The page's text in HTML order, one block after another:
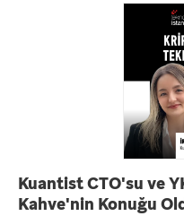
Kuantist CTO'su ve
Kahve'nin Konuğu